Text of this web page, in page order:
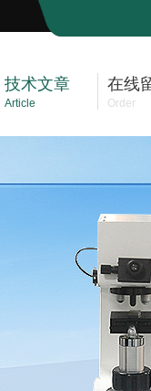
技术文章
Article
在线
Order